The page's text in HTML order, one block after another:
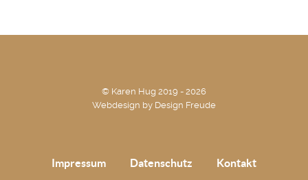
© Karen Hug 2019 - 2026
Webdesign by Design Freude
Impressum Datenschutz Kontakt